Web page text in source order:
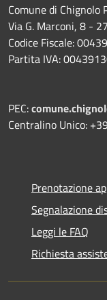
Comune di Chignolo
Via G. Marconi, 8 -
Codice Fiscale:
Partita IVA:
PEC:
Centralino Unico:
Prenotazione
Segnalazione
Leggi le FAQ
Richiesta